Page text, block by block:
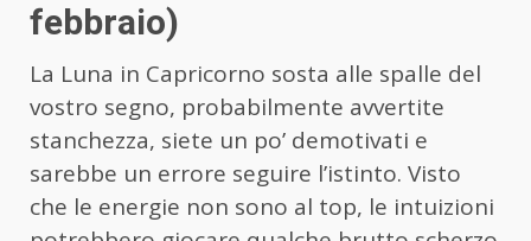
febbraio)
La Luna in Capricorno sosta alle spalle del
vostro segno, probabilmente avvertite
stanchezza, siete un po’ demotivati e
sarebbe un errore seguire l’istinto. Visto
che le energie non sono al top, le intuizioni